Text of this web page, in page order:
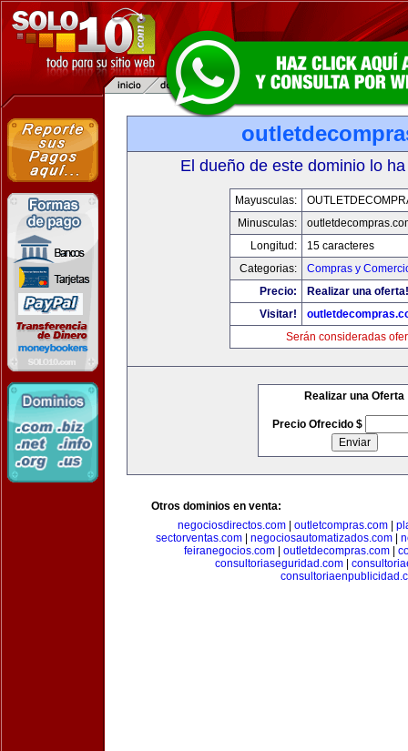
El dueño de este dominio lo
Mayusculas:
Minusculas:
Longitud:
15 caracteres
Categorias:
Compras y
Precio:
Realizar una oferta!
Visitar!
Serán consideradas
Realizar una Oferta
Precio Ofrecido $
Otros dominios en venta:
negociosdirectos.com
outletcompras.com
sectorventas.com
negociosautomatizados.com
feiranegocios.com| outletdecompras.com|
consultoriaseguridad.com